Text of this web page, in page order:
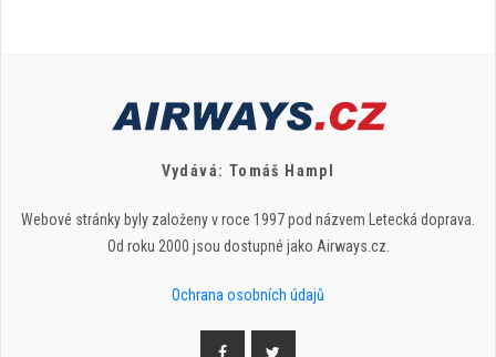
Vydává: Tomáš Hampl
Webové stránky byly založeny v roce 1997 pod názvem Letecká doprava.
Od roku 2000 jsou dostupné jako Airways.cz.
Ochrana osobních údajů